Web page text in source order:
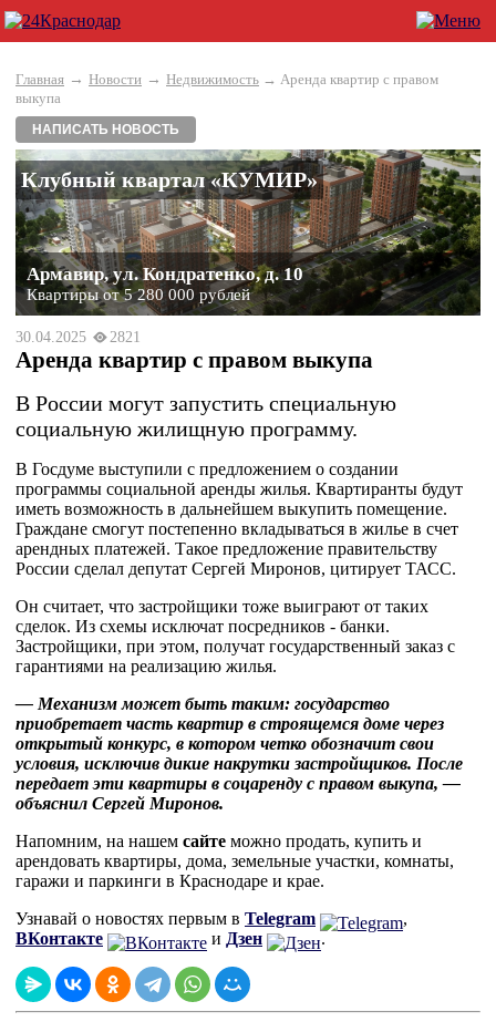
Главная → Новости → Недвижимость → Аренда квартир с правом
выкупа
НАПИСАТЬ НОВОСТЬ
Клубный квартал «КУМИР»
Армавир, ул. Кондратенко, д. 10
Квартиры от 5 280 000 рублей
30.04.2025 2821
Аренда квартир с правом выкупа
В России могут запустить специальную
социальную жилищную программу.
В Госдуме выступили с предложением о создании
программы социальной аренды жилья. Квартиранты будут
иметь возможность в дальнейшем выкупить помещение.
Граждане смогут постепенно вкладываться в жилье в счет
арендных платежей. Такое предложение правительству
России сделал депутат Сергей Миронов, цитирует ТАСС.
Он считает, что застройщики тоже выиграют от таких
сделок. Из схемы исключат посредников - банки.
Застройщики, при этом, получат государственный заказ с
гарантиями на реализацию жилья.
— Механизм может быть таким: государство
приобретает часть квартир в строящемся доме через
открытый конкурс, в котором четко обозначит свои
условия, исключив дикие накрутки застройщиков. После
передает эти квартиры в соцаренду с правом выкупа, —
объяснил Сергей Миронов.
Напомним, на нашем сайте можно продать, купить и
арендовать квартиры, дома, земельные участки, комнаты,
гаражи и паркинги в Краснодаре и крае.
Узнавай о новостях первым в Telegram
,
ВКонтакте
и Дзен .